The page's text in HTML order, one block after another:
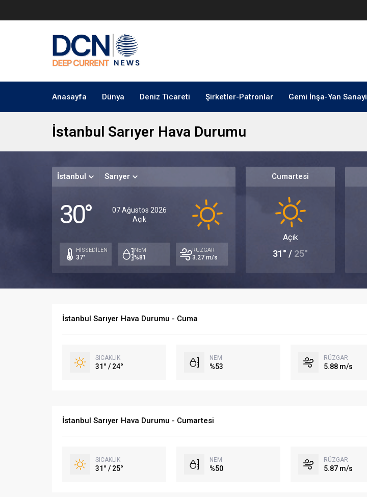
Anasayfa Dünya Deniz Ticareti Şirketler-Patronlar Gemi İnşa-Yan Sanayi
İstanbul Sarıyer Hava Durumu
İstanbul Sarıyer
30°
07 Ağustos 2026
Açık
HİSSEDİLEN
37°
NEM
%81
RÜZGAR
3.27 m/s
Cumartesi
Açık
31° / 25°
İstanbul Sarıyer Hava Durumu - Cuma
SICAKLIK
31° / 24°
NEM
%53
RÜZGAR
5.88 m/s
İstanbul Sarıyer Hava Durumu - Cumartesi
SICAKLIK
31° / 25°
NEM
%50
RÜZGAR
5.87 m/s